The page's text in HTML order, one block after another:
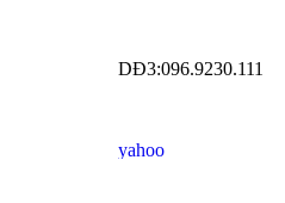
DĐ3:096.9230.111